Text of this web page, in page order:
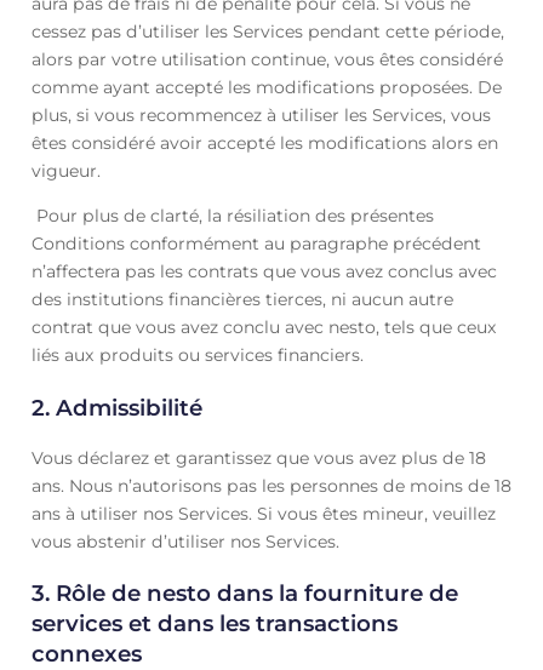
cessez pas d’utiliser les Services pendant cette période,
alors par votre utilisation continue, vous êtes considéré
comme ayant accepté les modifications proposées. De
plus, si vous recommencez à utiliser les Services, vous
êtes considéré avoir accepté les modifications alors en
vigueur.
Pour plus de clarté, la résiliation des présentes
Conditions conformément au paragraphe précédent
n’affectera pas les contrats que vous avez conclus avec
des institutions financières tierces, ni aucun autre
contrat que vous avez conclu avec nesto, tels que ceux
liés aux produits ou services financiers.
2. Admissibilité
Vous déclarez et garantissez que vous avez plus de 18
ans. Nous n’autorisons pas les personnes de moins de 18
ans à utiliser nos Services. Si vous êtes mineur, veuillez
vous abstenir d’utiliser nos Services.
3. Rôle de nesto dans la fourniture de
services et dans les transactions
connexes